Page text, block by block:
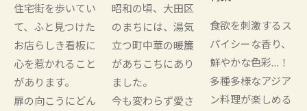
住宅街を歩いてい
て、ふと見つけた
お店らしき看板に
心を惹かれること
があります。
扉の向こうにどん
昭和の頃、大田区
のまちには、湯気
立つ町中華の暖簾
があちこちにあり
ました。
今も変わらず愛さ
食欲を刺激するス
パイシーな香り、
鮮やかな色彩…！
多種多様なアジア
ン料理が楽しめる